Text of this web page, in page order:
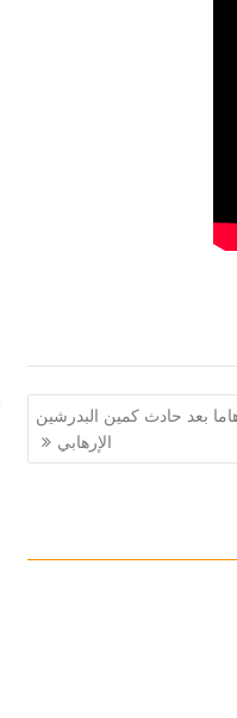
هاما بعد حادث كمين البدرشين
الإرهابي